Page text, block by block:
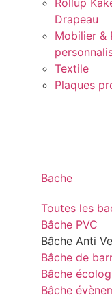
Rollup
Drapeau
Mobilier &
Textile
Plaques
Bache
Toutes les
Bâche PVC
Bâche Anti
Bâche de
Bâche
Bâche